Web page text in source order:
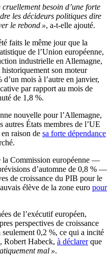
besoin d’une forte
les décideurs politiques dire
le rebond », a-t-elle ajouté.
faits le même jour que la
de l’Union européenne,
industrielle en Allemagne,
son moteur
mois à l’autre en janvier,
par rapport au mois de
de 1,8 %.
nouvelle pour l’Allemagne,
États membres de l’UE
raison de sa forte dépendance
la Commission européenne —
d’automne de 0,8 % —
de croissance du PIB pour le
élève de la zone euro pour
de l’exécutif européen,
perspectives de croissance
0,2 %, ce qui a incité
Robert Habeck, à déclarerque
mal ».